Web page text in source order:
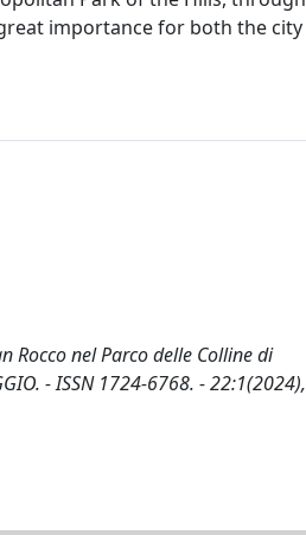
importance for both the city
nel Parco delle Colline di
- ISSN 1724-6768. - 22:1(2024),